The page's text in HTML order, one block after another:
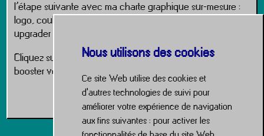
Nous utilisons des cookies
Ce site Web utilise des cookies et
d'autres technologies de suivi pour
améliorer votre expérience de navigation
aux fins suivantes : pour activer les
l’étape suivante avec ma charte graphique sur-mesure :
logo, couleurs, typos, déclinaisons… tout ce qu’il faut pour
upgrader votre marque comme un pro.
Cliquez sur le lien ci-dessous pour lancer l’upgrade et
booster votre interface.
Service Charte Graphique